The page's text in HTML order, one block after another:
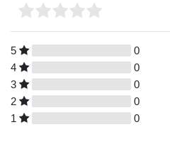
5
0
4
0
3
0
2
0
1
0